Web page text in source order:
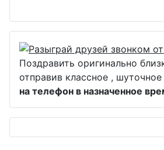
Поздравить оригинально
отправив классное ,
на телефон в назначенное